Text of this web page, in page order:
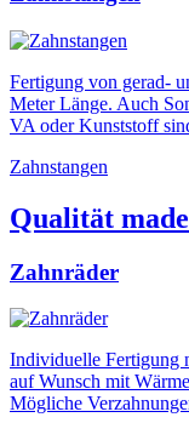
Fertigung von gerad-
Meter Länge. Auch
VA oder Kunststoff
Zahnstangen
Qualität
Zahnräder
Individuelle Fertigung
auf Wunsch mit
Mögliche